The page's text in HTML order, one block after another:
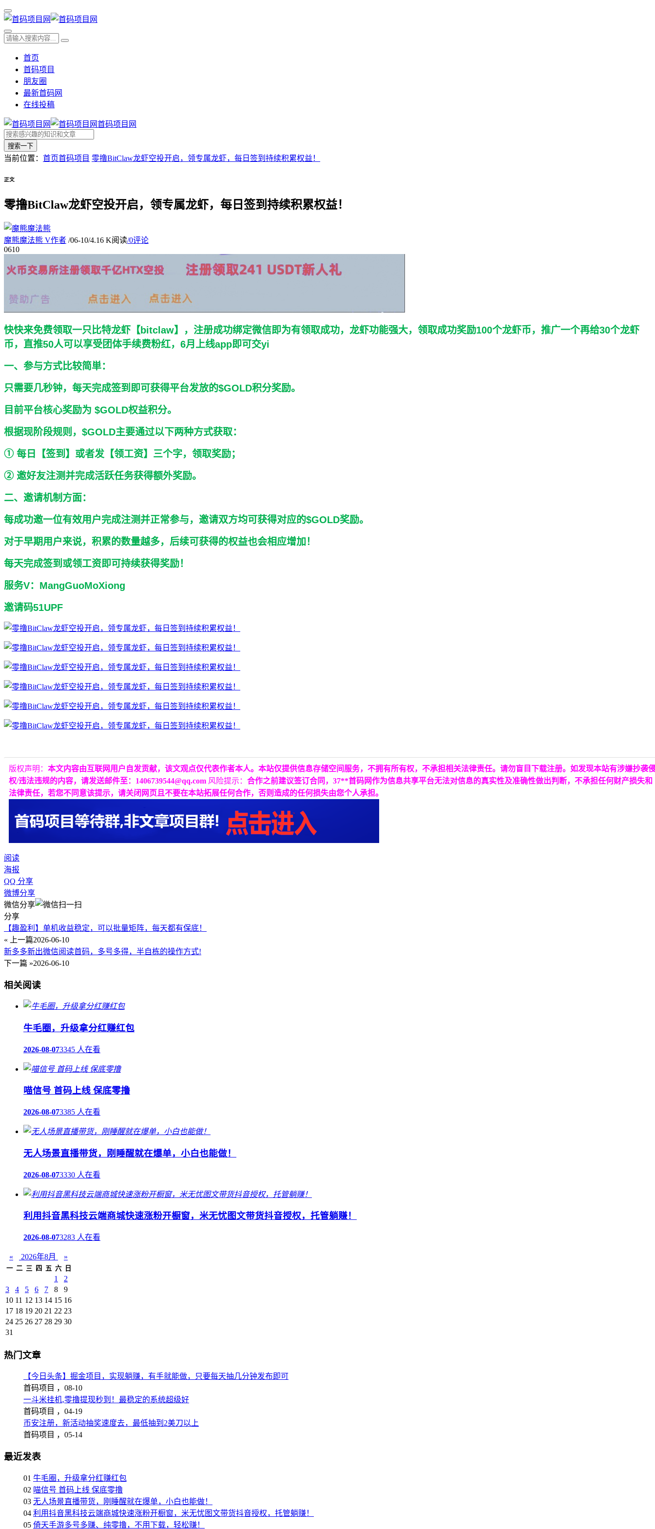
首页
首码项目
朋友圈
最新首码网
在线投稿
首码项目网
搜索一下
当前位置： 首页首码项目 零撸BitClaw龙虾空投开启，领专属龙虾，每日签到持续积累权益！
正文
零撸BitClaw龙虾空投开启，领专属龙虾，每日签到持续积累权益！
魔熊魔法熊 V作者 /06-10/4.16 K阅读/0评论
0610
快快来免费领取一只比特龙虾【bitclaw】，注册成功绑定微信即为有领取成功，龙虾功能强大，领取成功奖励100个龙虾币，推广一个再给30个龙虾
币，直推50人可以享受团体手续费粉红，6月上线app即可交yi
一、参与方式比较简単：
只需要几秒钟，每天完成签到即可获得平台发放的$GOLD积分奖励。
目前平台核心奖励为 $GOLD权益积分。
根据现阶段规则，$GOLD主要通过以下两种方式获取：
① 每日【签到】或者发【领工资】三个字，领取奖励；
② 邀好友注测并完成活跃任务获得额外奖励。
二、邀请机制方面：
每成功邀一位有效用户完成注测并正常参与，邀请双方均可获得对应的$GOLD奖励。
对于早期用户来说，积累的数量越多，后续可获得的权益也会相应增加！
每天完成签到或领工资即可持续获得奖励！
服务V：MangGuoMoXiong
邀请码51UPF
版权声明： 本文内容由互联网用户自发贡献，该文观点仅代表作者本人。本站仅提供信息存储空间服务，不拥有所有权，不承担相关法律责任。请勿盲目下载注册。如发现本站有涉嫌抄袭
权/违法违规的内容，请发送邮件至：1406739544@qq.com 风险提示： 合作之前建议签订合同，37**首码网作为信息共享平台无法对信息的真实性及准确性做出判断，不承担任何财产损失和
法律责任，若您不同意该提示，请关闭网页且不要在本站拓展任何合作，否则造成的任何损失由您个人承担。
阅读
海报
QQ 分享
微博分享
微信分享
分享
【趣盈利】单机收益稳定，可以批量矩阵，每天都有保底！
« 上一篇2026-06-10
新多多新出微信阅读首码，多号多得，半自栋的操作方式!
下一篇 »2026-06-10
相关阅读
牛毛圈，升级拿分红赚红包
2026-08-073345 人在看
喵信号 首码上线 保底零撸
2026-08-073385 人在看
无人场景直播带货，刚睡醒就在爆单，小白也能做！
2026-08-073330 人在看
利用抖音黑科技云端商城快速涨粉开橱窗，米无忧图文带货抖音授权，托管躺赚！
2026-08-073283 人在看
« 2026年8月 »
一 二 三 四 五 六 日
1
2
3
4 5 6 7 8
9
10 11 12 13 14 15 16
17 18 19 20 21 22 23
24 25 26 27 28 29 30
31
热门文章
【今日头条】掘金项目，实现躺赚，有手就能做，只要每天抽几分钟发布即可
首码项目 ， 08-10
一斗米挂机,零撸提现秒到！最稳定的系统超级好
首码项目 ， 04-19
币安注册，新活动抽奖速度去，最低抽到2美刀以上
首码项目 ， 05-14
最近发表
01 牛毛圈，升级拿分红赚红包
02 喵信号 首码上线 保底零撸
03 无人场景直播带货，刚睡醒就在爆单，小白也能做！
04 利用抖音黑科技云端商城快速涨粉开橱窗，米无忧图文带货抖音授权，托管躺赚！
05 倚天手游多号多赚、纯零撸，不用下载，轻松赚！